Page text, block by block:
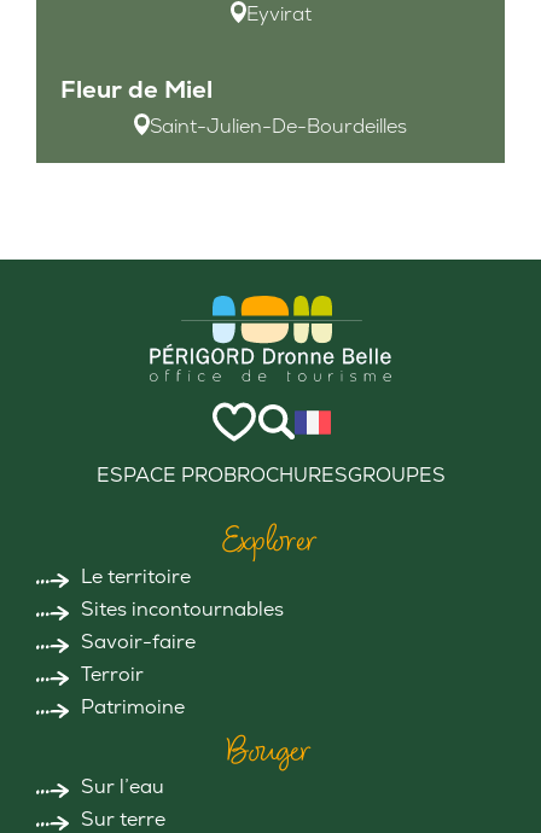
Eyvirat
Fleur de Miel
Saint-Julien-De-Bourdeilles
ESPACE PROBROCHURESGROUPES
Explorer
Le territoire
Sites incontournables
Savoir-faire
Terroir
Patrimoine
Bouger
Sur l’eau
Sur terre